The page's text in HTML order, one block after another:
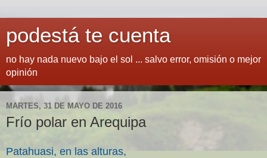
podestá te cuenta
no hay nada nuevo bajo el sol ... salvo error, omisión o mejor
opinión
MARTES, 31 DE MAYO DE 2016
Frío polar en Arequipa
Patahuasi, en las alturas,